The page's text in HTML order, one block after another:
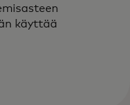
käyttää